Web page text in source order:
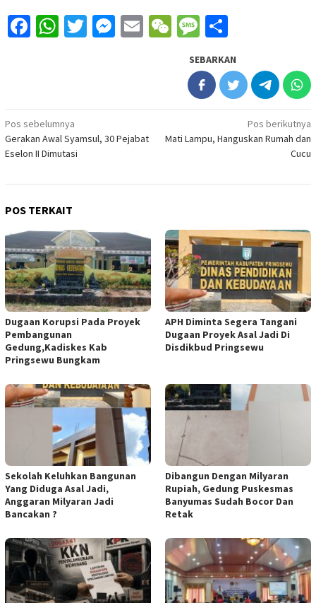
Facebook
WhatsApp
Twitter
Messenger
EmailWeChatMessage
SEBARKAN
Navigasi
pos
Pos sebelumnya
Gerakan Awal Syamsul, 30 Pejabat
Eselon II Dimutasi
Pos berikutnya
Mati Lampu, Hanguskan Rumah dan
Cucu
POS TERKAIT
Dugaan Korupsi Pada Proyek
Pembangunan
Gedung,Kadiskes Kab
Pringsewu Bungkam
APH Diminta Segera Tangani
Dugaan Proyek Asal Jadi Di
Disdikbud Pringsewu
Sekolah Keluhkan Bangunan
Yang Diduga Asal Jadi,
Anggaran Milyaran Jadi
Bancakan ?
Dibangun Dengan Milyaran
Rupiah, Gedung Puskesmas
Banyumas Sudah Bocor Dan
Retak